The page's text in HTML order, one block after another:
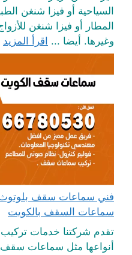
السياحية أو فيزا شنغن
المطار أو فيزا شنغن
وغيرها. أيضا ... اقرأ المزيد
سماعات السقف بالكويت
تقدم شركتنا خدمات
أنواعها مثل سماعات